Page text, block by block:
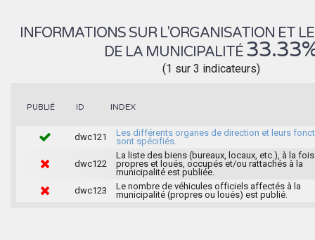
INFORMATIONS SUR L'ORGANISATION ET
DE LA MUNICIPALITÉ
(1 sur 3 indicateurs)
PUBLIÉ ID INDEX
dwc121
Les différents organes de direction et leurs
sont spécifiés.
dwc122
La liste des biens (bureaux, locaux, etc.), à la fois
propres et loués, occupés et/ou rattachés à la
municipalité est publiée.
dwc123
Le nombre de véhicules officiels affectés à la
municipalité (propres ou loués) est publié.